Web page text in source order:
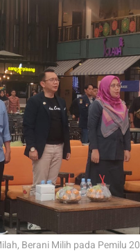
Berani Milih pada Pemilu